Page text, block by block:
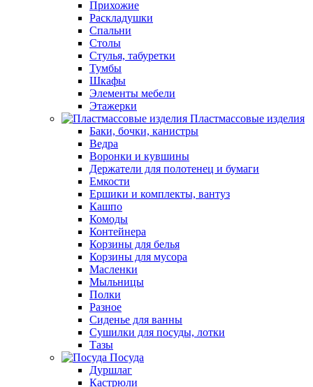
Прихожие
Раскладушки
Спальни
Столы
Стулья, табуретки
Тумбы
Шкафы
Элементы мебели
Этажерки
Пластмассовые изделия
Баки, бочки, канистры
Ведра
Воронки и кувшины
Держатели для полотенец и бумаги
Емкости
Ершики и комплекты, вантуз
Кашпо
Комоды
Контейнера
Корзины для белья
Корзины для мусора
Масленки
Мыльницы
Полки
Разное
Сиденье для ванны
Сушилки для посуды, лотки
Тазы
Посуда
Дуршлаг
Кастрюли